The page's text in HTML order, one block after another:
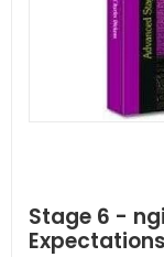
Stage 6 -